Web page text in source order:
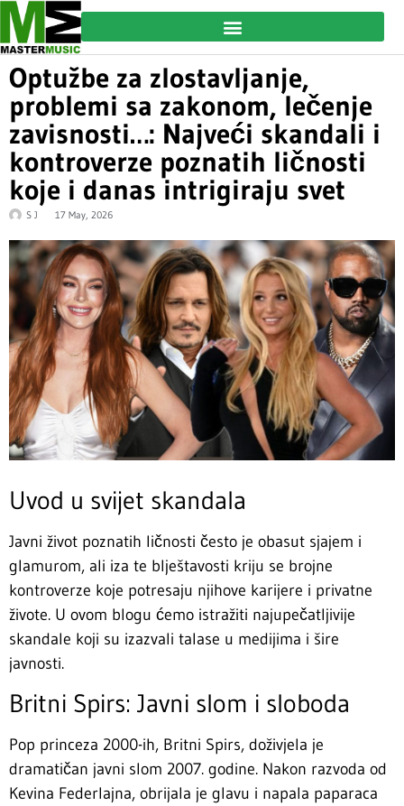
Optužbe za zlostavljanje,
problemi sa zakonom, lečenje
zavisnosti…: Najveći skandali i
kontroverze poznatih ličnosti
koje i danas intrigiraju svet
S J 17 May, 2026
Uvod u svijet skandala
Javni život poznatih ličnosti često je obasut sjajem i
glamurom, ali iza te blještavosti kriju se brojne
kontroverze koje potresaju njihove karijere i privatne
živote. U ovom blogu ćemo istražiti najupečatljivije
skandale koji su izazvali talase u medijima i šire
javnosti.
Britni Spirs: Javni slom i sloboda
Pop princeza 2000-ih, Britni Spirs, doživjela je
dramatičan javni slom 2007. godine. Nakon razvoda od
Kevina Federlajna, obrijala je glavu i napala paparaca